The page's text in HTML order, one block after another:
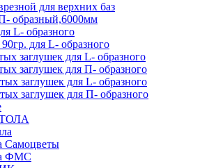
для верхних баз
образный,6000мм
L- образного
для L- образного
заглушек для L- образного
заглушек для П- образного
заглушек для L- образного
заглушек для П- образного
Самоцветы
ФМС